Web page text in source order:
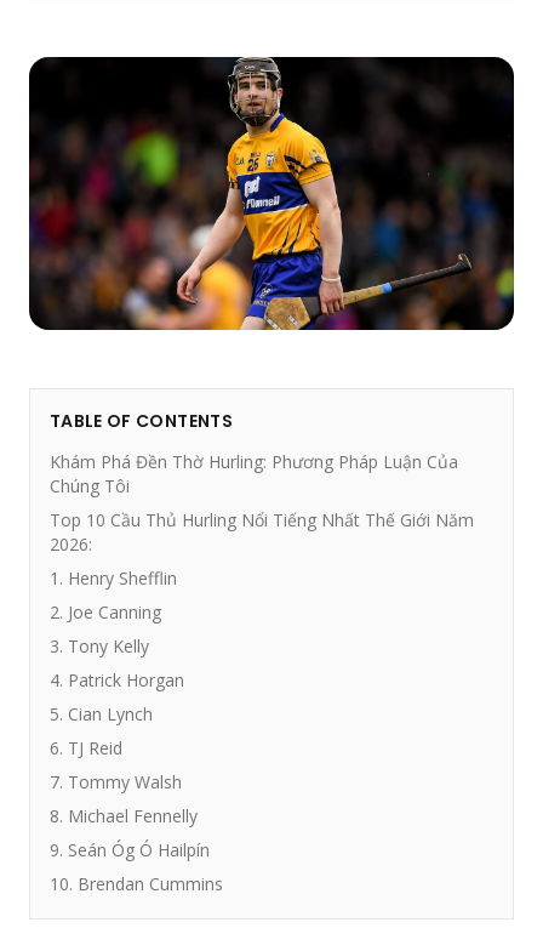
TABLE OF CONTENTS
Khám Phá Đền Thờ Hurling: Phương Pháp Luận Của
Chúng Tôi
Top 10 Cầu Thủ Hurling Nổi Tiếng Nhất Thế Giới Năm
2026:
1. Henry Shefflin
2. Joe Canning
3. Tony Kelly
4. Patrick Horgan
5. Cian Lynch
6. TJ Reid
7. Tommy Walsh
8. Michael Fennelly
9. Seán Óg Ó Hailpín
10. Brendan Cummins